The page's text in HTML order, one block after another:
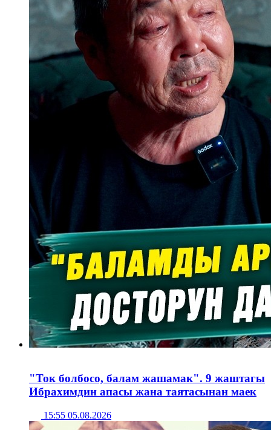
"Ток болбосо, балам жашамак". 9 жаштагы
Ибрахимдин апасы жана таятасынан маек
15:55 05.08.2026